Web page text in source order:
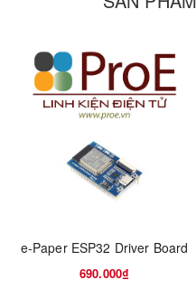
e-Paper ESP32 Driver Board
690.000₫